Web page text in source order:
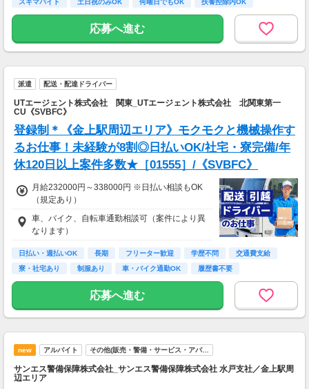
スキマバイト 土日祝のみOK 何曜日でもOK 扶養控除内OK
応募へ進む
派遣 配送・配達ドライバー
UTエージェント株式会社 関東_UTエージェント株式会社 北関東第一
CU《SVBFC》
登録制＊《金上駅周辺エリア》モクモクと機械操作す
るお仕事！未経験が8割◎日払いOK/社宅・寮完備/年
休120日以上案件多数★［01555］/《SVBFC》
月給232000円～338000円 ※日払い相談もOK
（規定あり）
車、バイク、自転車通勤相談可（案件により異
なります）
日払い・週払いOK 長期 フリーター歓迎 学歴不問
交通費支給
寮・社宅あり
制服あり 車・バイク通勤OK 履歴書不要
応募へ進む
new アルバイト その他(販売・警備・サービス・アパ…
サンエス警備保障株式会社_サンエス警備保障株式会社 水戸支社／金上駅周
辺エリア